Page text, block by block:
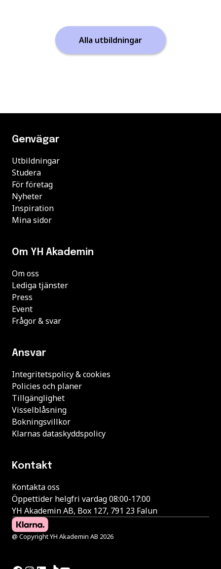
Alla utbildningar
Genvägar
Utbildningar
Studera
För företag
Nyheter
Inspiration
Mina sidor
Om YH Akademin
Om oss
Lediga tjänster
Press
Event
Frågor & svar
Ansvar
Integritetspolicy & cookies
Policies och planer
Tillgänglighet
Visselblåsning
Bokningsvillkor
Klarnas dataskyddspolicy
Kontakt
Kontakta oss
Öppettider helgfri vardag 08:00-17:00
YH Akademin AB, Box 127, 791 23 Falun
@ Copyright YH Akademin AB 2026